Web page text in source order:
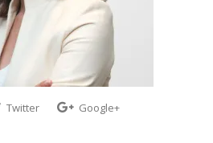
Twitter
Google+